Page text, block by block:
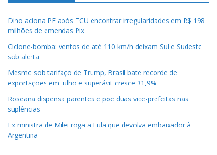
Dino aciona PF após TCU encontrar irregularidades em R$ 198
milhões de emendas Pix
Ciclone-bomba: ventos de até 110 km/h deixam Sul e Sudeste
sob alerta
Mesmo sob tarifaço de Trump, Brasil bate recorde de
exportações em julho e superávit cresce 31,9%
Roseana dispensa parentes e põe duas vice-prefeitas nas
suplências
Ex-ministra de Milei roga a Lula que devolva embaixador à
Argentina